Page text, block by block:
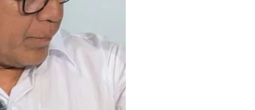
Casino Municipal de
el alumbrado